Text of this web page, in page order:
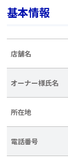
基本情報
店舗名
オーナー様氏名
所在地
電話番号